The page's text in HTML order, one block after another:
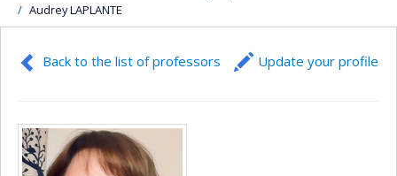
Audrey LAPLANTE
Back to the list of professors Update your profile